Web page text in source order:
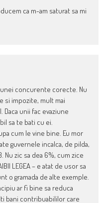
ca m-am saturat sa mi
unei concurente corecte. Nu
si impozite, mult mai
Daca unii fac evaziune
sa te bati cu ei.
cum le vine bine. Eu mor
guvernele incalca, de pilda,
Nu zic sa dea 6%, cum zice
LEGEA – e atat de usor sa
o gramada de alte exemple.
ar fi bine sa reduca
bani contribuabililor care